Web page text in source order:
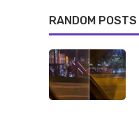
RANDOM POSTS